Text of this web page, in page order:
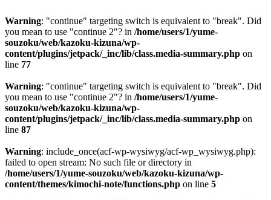
Warning: "continue" targeting switch is equivalent to "break". Did
you mean to use "continue 2"? in /home/users/1/yume-
souzoku/web/kazoku-kizuna/wp-
content/plugins/jetpack/_inc/lib/class.media-summary.php on
line 77
Warning: "continue" targeting switch is equivalent to "break". Did
you mean to use "continue 2"? in /home/users/1/yume-
souzoku/web/kazoku-kizuna/wp-
content/plugins/jetpack/_inc/lib/class.media-summary.php on
line 87
Warning: include_once(acf-wp-wysiwyg/acf-wp_wysiwyg.php):
failed to open stream: No such file or directory in
/home/users/1/yume-souzoku/web/kazoku-kizuna/wp-
content/themes/kimochi-note/functions.php on line 5